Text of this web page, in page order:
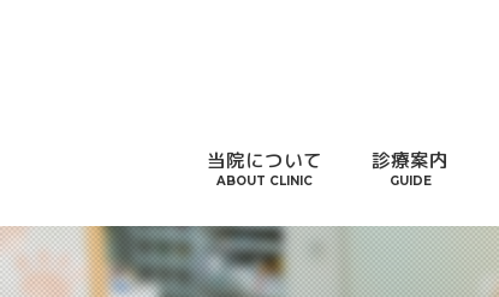
当院について
ABOUT CLINIC
診療案内
GUIDE